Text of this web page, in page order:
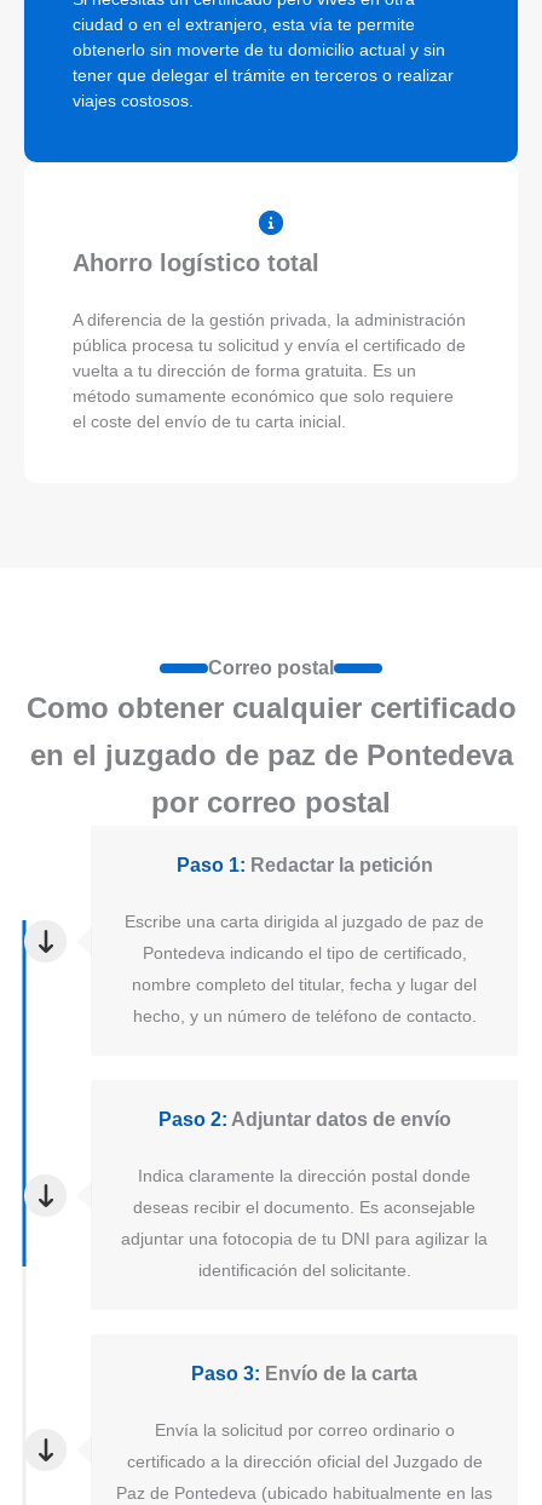
ciudad o en el extranjero, esta vía te permite
obtenerlo sin moverte de tu domicilio actual y sin
tener que delegar el trámite en terceros o realizar
viajes costosos.
Ahorro logístico total
A diferencia de la gestión privada, la administración
pública procesa tu solicitud y envía el certificado de
vuelta a tu dirección de forma gratuita. Es un
método sumamente económico que solo requiere
el coste del envío de tu carta inicial.
Correo postal
Como obtener cualquier certificado
en el juzgado de paz de Pontedeva
por correo postal
Paso 1: Redactar la petición
Escribe una carta dirigida al juzgado de paz de
Pontedeva indicando el tipo de certificado,
nombre completo del titular, fecha y lugar del
hecho, y un número de teléfono de contacto.
Paso 2: Adjuntar datos de envío
Indica claramente la dirección postal donde
deseas recibir el documento. Es aconsejable
adjuntar una fotocopia de tu DNI para agilizar la
identificación del solicitante.
Paso 3: Envío de la carta
Envía la solicitud por correo ordinario o
certificado a la dirección oficial del Juzgado de
Paz de Pontedeva (ubicado habitualmente en las